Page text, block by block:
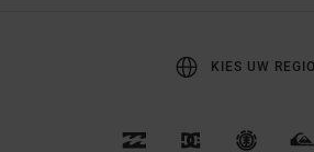
KIES UW REGIO